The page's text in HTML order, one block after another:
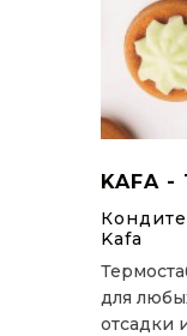
KAFA -
Kafa
для
отсадки